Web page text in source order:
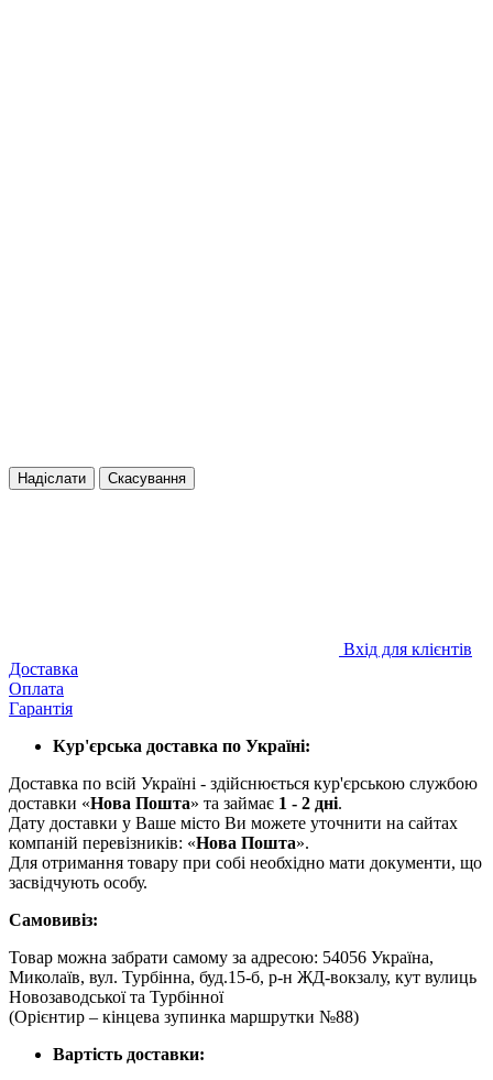
Надіслати Скасування
Вхід для клієнтів
Доставка
Оплата
Гарантія
Кур'єрська доставка по Україні:
Доставка по всій Україні - здійснюється кур'єрською службою
доставки «Нова Пошта» та займає 1 - 2 дні.
Дату доставки у Ваше місто Ви можете уточнити на сайтах
компаній перевізників: «Нова Пошта».
Для отримання товару при собі необхідно мати документи, що
засвідчують особу.
Самовивіз:
Товар можна забрати самому за адресою: 54056 Україна,
Миколаїв, вул. Турбінна, буд.15-б, р-н ЖД-вокзалу, кут вулиць
Новозаводської та Турбінної
(Орієнтир – кінцева зупинка маршрутки №88)
Вартість доставки: